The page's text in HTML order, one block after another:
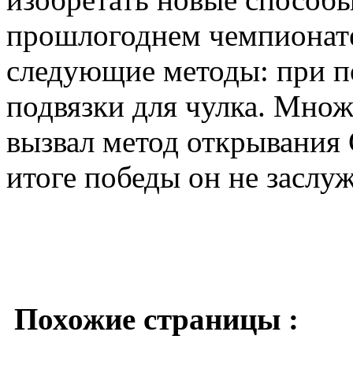
прошлогоднем
следующие методы: при
подвязки для чулка.
вызвал метод
итоге победы он не
Похожие страницы :